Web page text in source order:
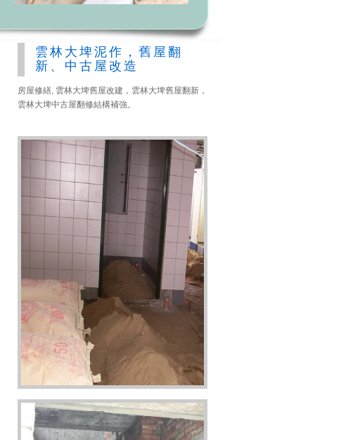
雲林大埤泥作，舊屋翻
新、中古屋改造
房屋修繕, 雲林大埤舊屋改建，雲林大埤舊屋翻新，
雲林大埤中古屋翻修結構補強。